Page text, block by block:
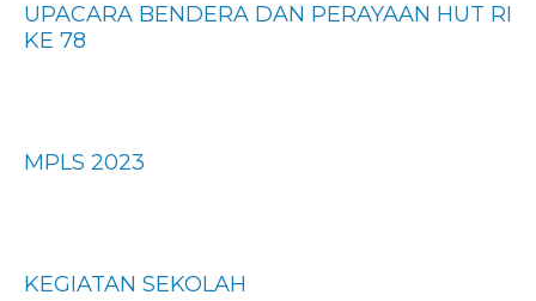
UPACARA BENDERA DAN PERAYAAN HUT RI
KE 78
MPLS 2023
KEGIATAN SEKOLAH